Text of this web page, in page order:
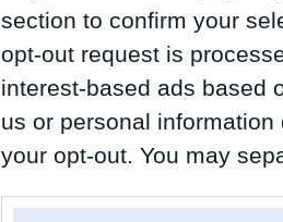
section to confirm your
opt-out request is
interest-based ads based
us or personal
your opt-out. You may